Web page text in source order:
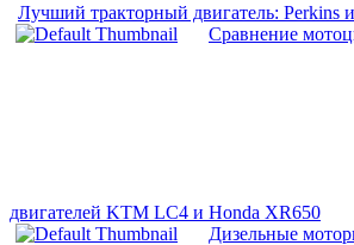
Лучший тракторный двигатель: Perkins
Сравнение
двигателей KTM LC4 и Honda XR650
Дизельные